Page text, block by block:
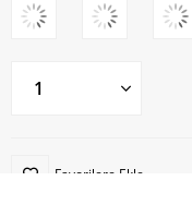
Favorilere Ekle